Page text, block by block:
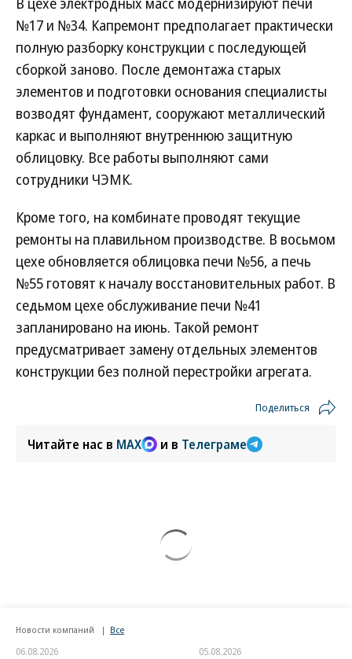
№17 и №34. Капремонт предполагает практически
полную разборку конструкции с последующей
сборкой заново. После демонтажа старых
элементов и подготовки основания специалисты
возводят фундамент, сооружают металлический
каркас и выполняют внутреннюю защитную
облицовку. Все работы выполняют сами
сотрудники ЧЭМК.
Кроме того, на комбинате проводят текущие
ремонты на плавильном производстве. В восьмом
цехе обновляется облицовка печи №56, а печь
№55 готовят к началу восстановительных работ. В
седьмом цехе обслуживание печи №41
запланировано на июнь. Такой ремонт
предусматривает замену отдельных элементов
конструкции без полной перестройки агрегата.
Поделиться
Читайте нас в MAX и в Телеграме
Новости компаний Все
06.08.2026 05.08.2026